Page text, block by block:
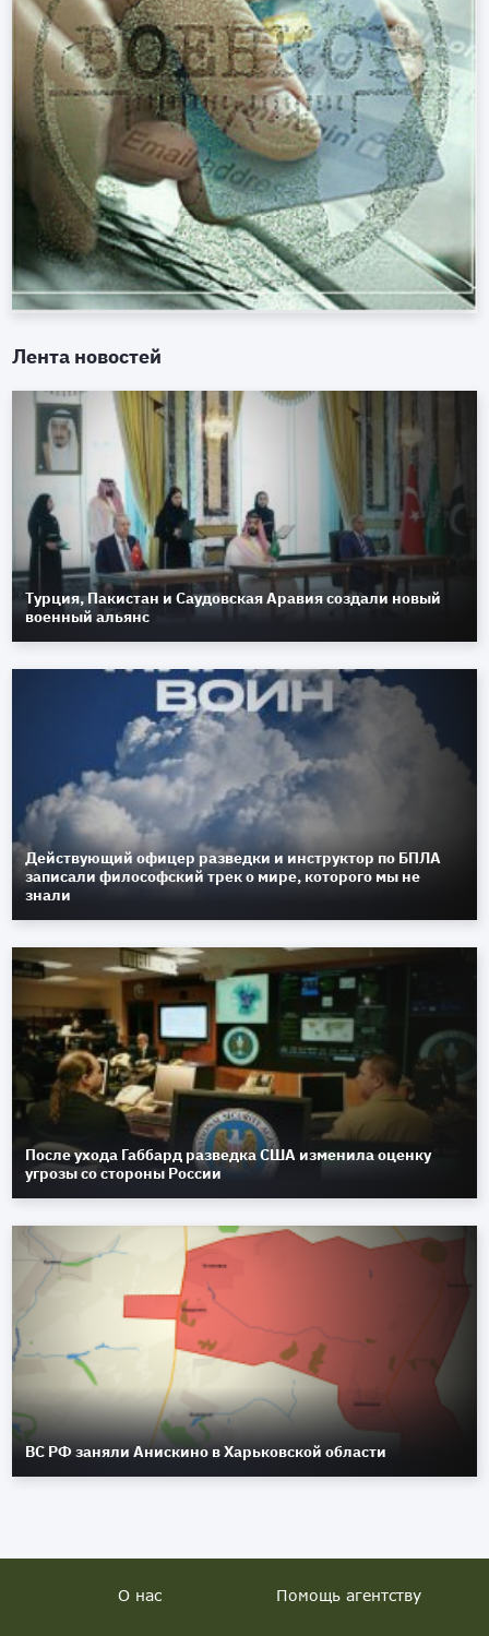
Лента новостей
Турция, Пакистан и Саудовская Аравия создали новый
военный альянс
Действующий офицер разведки и инструктор по БПЛА
записали философский трек о мире, которого мы не
знали
После ухода Габбард разведка США изменила оценку
угрозы со стороны России
ВС РФ заняли Анискино в Харьковской области
О нас Помощь агентству